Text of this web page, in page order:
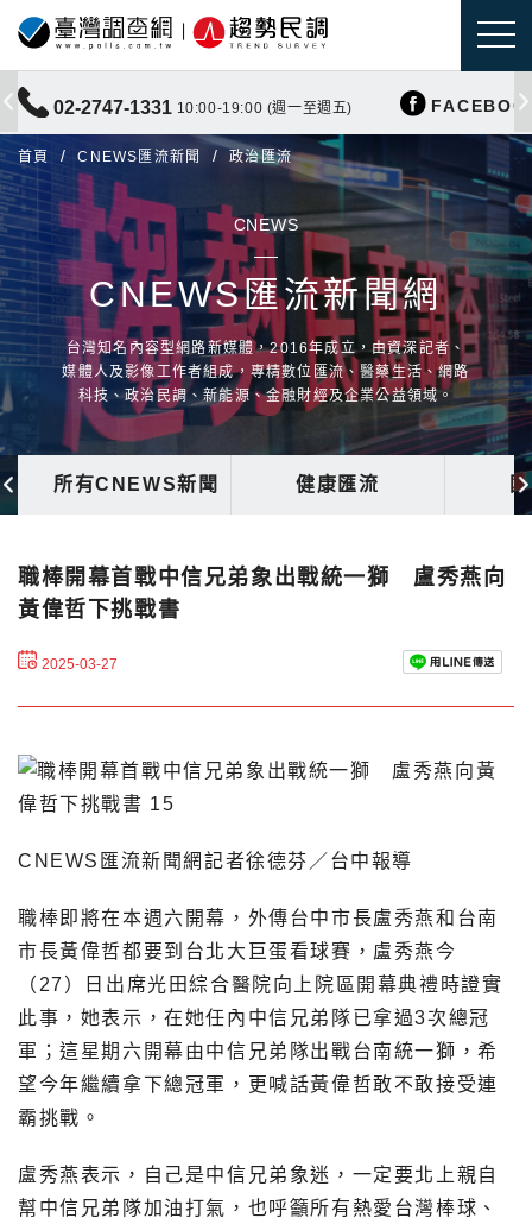
02-2747-1331 10:00-19:00 (週一至週五)
首頁 CNEWS匯流新聞 政治匯流
CNEWS
CNEWS匯流新聞網
台灣知名內容型網路新媒體，2016年成立，由資深記者、
媒體人及影像工作者組成，專精數位匯流、醫藥生活、網路
科技、政治民調、新能源、金融財經及企業公益領域。
所有CNEWS新聞 健康匯流
職棒開幕首戰中信兄弟象出戰統一獅 盧秀燕向
黃偉哲下挑戰書
2025-03-27
CNEWS匯流新聞網記者徐德芬／台中報導
職棒即將在本週六開幕，外傳台中市長盧秀燕和台南
市長黃偉哲都要到台北大巨蛋看球賽，盧秀燕今
（27）日出席光田綜合醫院向上院區開幕典禮時證實
此事，她表示，在她任內中信兄弟隊已拿過3次總冠
軍；這星期六開幕由中信兄弟隊出戰台南統一獅，希
望今年繼續拿下總冠軍，更喊話黃偉哲敢不敢接受連
霸挑戰。
盧秀燕表示，自己是中信兄弟象迷，一定要北上親自
幫中信兄弟隊加油打氣，也呼籲所有熱愛台灣棒球、